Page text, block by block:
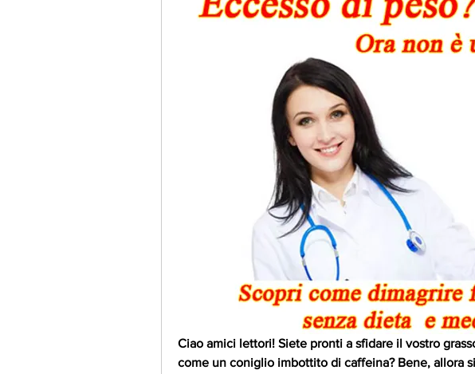
Ciao amici lettori! Siete pronti a sfidare il vostro
come un coniglio imbottito di caffeina? Bene, allora